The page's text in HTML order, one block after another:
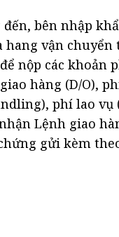
bên nhập
hang vận chuyển
nộp các khoản
hàng (D/O),
phí lao vụ
Lệnh giao
gửi kèm